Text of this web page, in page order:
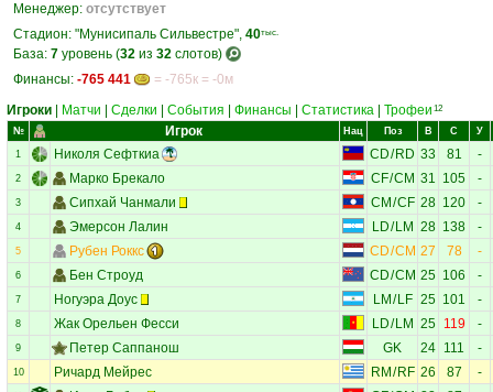
Менеджер: отсутствует
Стадион: "Мунисипаль Сильвестре", 40тыс.
База: 7 уровень (32 из 32 слотов)
Финансы: -765 441
= -765к = -0м
Игроки
Матчи Сделки События Финансы Статистика Трофеи 12
№ Игрок Нац Поз В С У
1 Николя Сефткиа CD/ RD 33 81 -
2 Марко Брекало CF/CM 31 105 -
3 Сипхай Чанмали CM /CF 28 120 -
4 Эмерсон Лалин LD/LM 28 138 -
5 Рубен Роккс CD/CM 27 78 -
6 Бен Строуд CD/CM 25 106 -
7 Ногуэра Доус LM /LF 25 101 -
8 Жак Орельен Фесси LD/LM 25 119 -
9 Петер Саппанош GK 24 111 -
10 Ричард Мейрес RM /RF 26 87 -